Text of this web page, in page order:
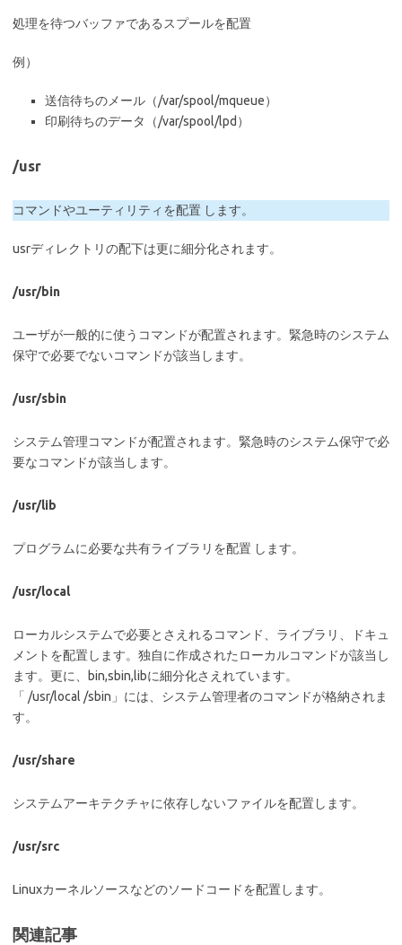
処理を待つバッファであるスプールを配置
例）
送信待ちのメール（/var/spool/mqueue）
印刷待ちのデータ（/var/spool/lpd）
/usr
コマンドやユーティリティを配置 します。
usrディレクトリの配下は更に細分化されます。
/usr/bin
ユーザが一般的に使うコマンドが配置されます。緊急時のシステム
保守で必要でないコマンドが該当します。
/usr/sbin
システム管理コマンドが配置されます。緊急時のシステム保守で必
要なコマンドが該当します。
/usr/lib
プログラムに必要な共有ライブラリを配置 します。
/usr/local
ローカルシステムで必要とさえれるコマンド、ライブラリ、ドキュ
メントを配置します。独自に作成されたローカルコマンドが該当し
ます。更に、bin,sbin,libに細分化さえれています。
「 /usr/local /sbin」には、システム管理者のコマンドが格納されま
す。
/usr/share
システムアーキテクチャに依存しないファイルを配置します。
/usr/src
Linuxカーネルソースなどのソードコードを配置します。
関連記事